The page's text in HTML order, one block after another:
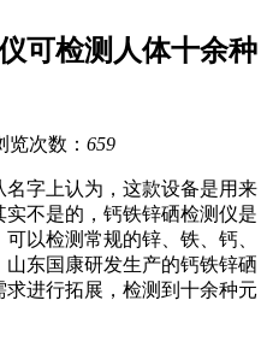
可检测人体十余种
次数： 659
名字上认为，这款设备是用来
不是的，钙铁锌硒检测仪是
以检测常规的锌、铁、钙、
东国康研发生产的钙铁锌硒
进行拓展，检测到十余种元